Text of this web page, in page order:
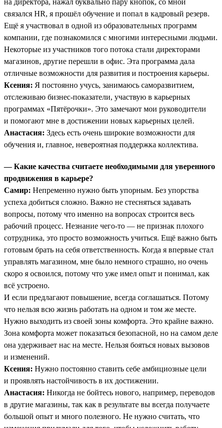
связался HR, я прошёл обучение и попал в кадровый резерв.
Ещё я участвовал в одной из образовательных программ
компании, где познакомился с многими интересными людьми.
Некоторые из участников того потока стали директорами
магазинов, другие перешли в офис. Эта программа дала
отличные возможности для развития и построения карьеры.
Ксения: Я постоянно учусь, занимаюсь саморазвитием,
отслеживаю бизнес-показатели, участвую в карьерных
программах «Пятёрочки». Это замечают мои руководители
и помогают мне в достижении новых карьерных целей.
Анастасия: Здесь есть очень широкие возможности для
обучения и, главное, невероятная поддержка коллектива.
— Какие качества считаете необходимыми для уверенного
продвижения в карьере?
Самир: Непременно нужно быть упорным. Без упорства
успеха добиться сложно. Важно не стесняться задавать
вопросы, потому что именно на вопросах строится весь
рабочий процесс. Незнание чего-то — не признак плохого
сотрудника, это просто возможность учиться. Ещё важно быть
готовым брать на себя ответственность. Когда я впервые стал
управлять магазином, мне было немного страшно, но очень
скоро я освоился, потому что уже имел опыт и понимал, как
всё устроено.
И если предлагают повышение, всегда соглашаться. Потому
что нельзя всю жизнь работать на одном и том же месте.
Нужно выходить из своей зоны комфорта. Это крайне важно.
Зона комфорта может показаться безопасной, но на самом деле
она удерживает нас на месте. Нельзя бояться новых вызовов
и изменений.
Ксения: Нужно постоянно ставить себе амбициозные цели
и проявлять настойчивость в их достижении.
Анастасия: Никогда не бойтесь нового, например, переводов
в другие магазины, так как в результате вы всегда получаете
большой опыт и много полезного. Не нужно считать, что